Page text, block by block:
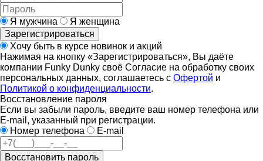
Я мужчина
Я женщина
Зарегистрироваться
Хочу быть в курсе новинок и акций
Нажимая на кнопку «Зарегистрироваться», Вы даёте
компании Funky Dunky своё Согласие на обработку своих
персональных данных, соглашаетесь с Офертой и
Политикой о конфиденциальности.
Восстановление пароля
Если вы забыли пароль, введите ваш номер телефона или
E-mail, указанный при регистрации.
Номер телефона
E-mail
Восстановить пароль